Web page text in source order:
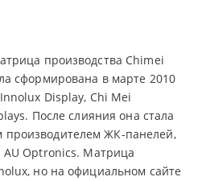
производства Chimei
сформирована в марте 2010
Display, Chi Mei
После слияния она стала
производителем ЖК-панелей,
AU Optronics. Матрица
но на официальном сайте